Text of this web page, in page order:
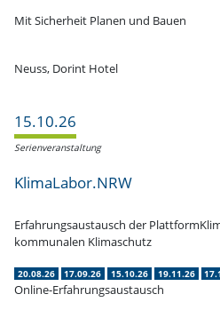
Mit Sicherheit Planen und Bauen
Neuss, Dorint Hotel
15.10.26
Serien­ver­an­staltung
KlimaLabor.NRW
Erfah­rungs­aus­tausch der
kommu­nalen Klimaschutz
20.08.26 17.09.26 15.10.26 19.11.26
Online-Erfahrungsaustausch